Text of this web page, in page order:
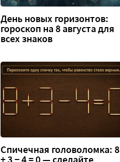
День новых горизонтов:
гороскоп на 8 августа для
всех знаков
Спичечная головоломка: 8